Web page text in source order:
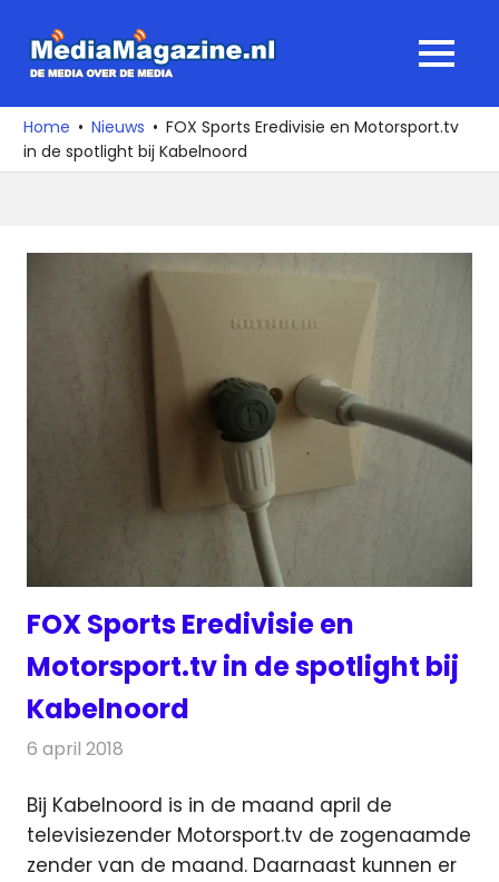
naar
media
over
de
MENU
Home Nieuws
FOX Sports Eredivisie en Motorsport.tv
in de spotlight bij Kabelnoord
FOX Sports Eredivisie en
Motorsport.tv in de spotlight bij
Kabelnoord
6 april 2018
Bij Kabelnoord is in de maand april de
televisiezender Motorsport.tv de zogenaamde
zender van de maand. Daarnaast kunnen er